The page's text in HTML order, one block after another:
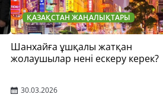
ҚАЗАҚСТАН ЖАҢАЛЫҚТАРЫ
Шанхайға ұшқалы жатқан
жолаушылар нені ескеру керек?
30.03.2026